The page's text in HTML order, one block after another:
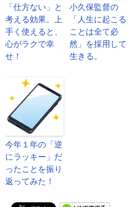
「仕方ない」と
考える効果。上
手く使えると、
心がラクで幸
せ！
小久保監督の
「人生に起こる
ことは全て必
然」を採用して
生きる。
今年１年の「逆
にラッキー」だ
ったことを振り
返ってみた！